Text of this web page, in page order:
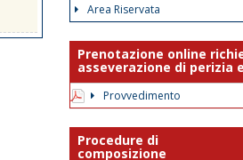
Area Riservata
Prenotazione online
asseverazione di perizia
Provvedimento
Procedure di
composizione